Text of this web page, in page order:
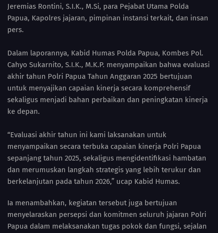
Jeremias Rontini, S.I.K., M.Si, para Pejabat Utama Polda
Papua, Kapolres jajaran, pimpinan instansi terkait, dan insan
pers.
Dalam laporannya, Kabid Humas Polda Papua, Kombes Pol.
Cahyo Sukarnito, S.I.K., M.K.P. menyampaikan bahwa evaluasi
akhir tahun Polri Papua Tahun Anggaran 2025 bertujuan
untuk menyajikan capaian kinerja secara komprehensif
sekaligus menjadi bahan perbaikan dan peningkatan kinerja
ke depan.
“Evaluasi akhir tahun ini kami laksanakan untuk
menyampaikan secara terbuka capaian kinerja Polri Papua
sepanjang tahun 2025, sekaligus mengidentifikasi hambatan
dan merumuskan langkah strategis yang lebih terukur dan
berkelanjutan pada tahun 2026,” ucap Kabid Humas.
Ia menambahkan, kegiatan tersebut juga bertujuan
menyelaraskan persepsi dan komitmen seluruh jajaran Polri
Papua dalam melaksanakan tugas pokok dan fungsi, sejalan